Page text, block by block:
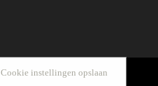
Cookie instellingen opslaan